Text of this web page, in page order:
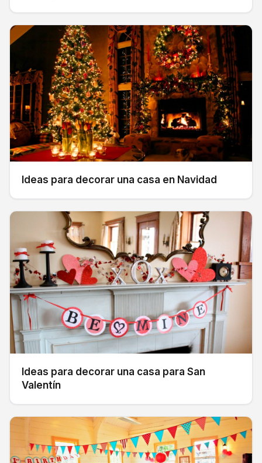
Ideas para decorar una casa en Navidad
Ideas para decorar una casa para San
Valentín